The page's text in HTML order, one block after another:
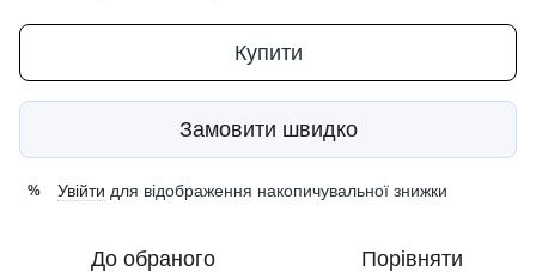
Купити
Замовити швидко
% Увійти для відображення накопичувальної знижки
До обраного Порівняти